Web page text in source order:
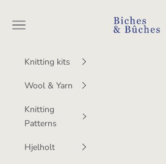
BichesetBuches
Navigation menu
Knitting kits
Wool & Yarn
Knitting
Patterns
Hjelholt